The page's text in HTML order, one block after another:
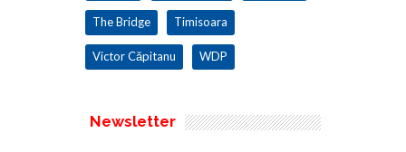
The Bridge Timisoara
Victor Căpitanu WDP
Newsletter